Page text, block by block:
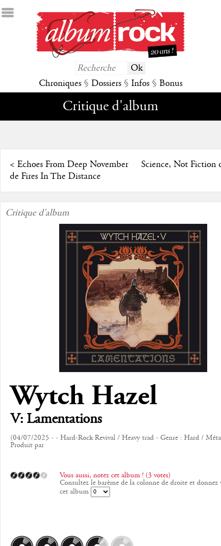
Chroniques § Dossiers § Infos § Bonus
Critique d'album
< Echoes From Deep November
de Fires In The Distance
Science, Not Fiction
Critique d'album
Wytch Hazel
V: Lamentations
(04/07/2025 - - Hard-Rock Revival / Heavy trad - Genre : Hard /
Produit par
Vous aussi, notez cet album ! (3 votes)
Consultez le barème de la colonne de droite et donnez
cet album